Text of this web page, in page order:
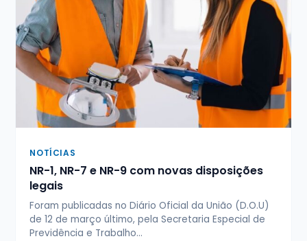
NOTÍCIAS
NR-1, NR-7 e NR-9 com novas disposições
legais
Foram publicadas no Diário Oficial da União (D.O.U)
de 12 de março último, pela Secretaria Especial de
Previdência e Trabalho…